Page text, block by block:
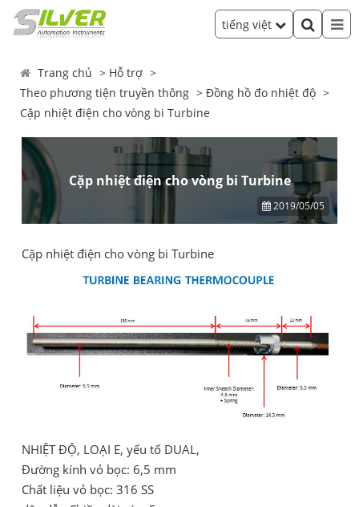
tiếng việt
Trang chủ
Hỗ trợ
Theo phương tiện truyền thông
Đồng hồ đo nhiệt độ
Cặp nhiệt điện cho vòng bi Turbine
Cặp nhiệt điện cho vòng bi Turbine
2019/05/05
Cặp nhiệt điện cho vòng bi Turbine
NHIỆT ĐỘ, LOẠI E, yếu tố DUAL,
Đường kính vỏ bọc: 6,5 mm
Chất liệu vỏ bọc: 316 SS